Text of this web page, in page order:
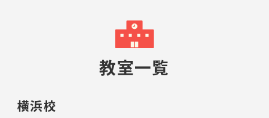
教室一覧
横浜校